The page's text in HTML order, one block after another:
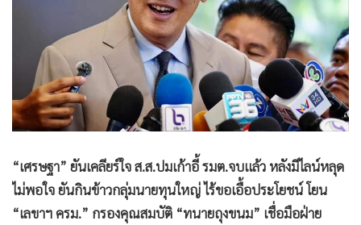
Green Innovation & SD
Management & HR
MGR Live
Infographic
• การเมือง
• กีฬา
• ต่างประเทศ
• Special Scoop
“เศรษฐา” ยันเคลียร์ใจ ส.ส.ปมเก้าอี้ รมต.จบแล้ว หลังมีไลน์หลุด
ไม่พอใจ ยันกินข้าวกลุ่มนายทุนใหญ่ ไร้ขอเอื้อประโยชน์ โยน
“เลขาฯ ครม.” กรองคุณสมบัติ “ทนายถุงขนม” เชื่อมือฝ่าย